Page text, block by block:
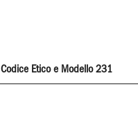
Codice Etico e Modello 231